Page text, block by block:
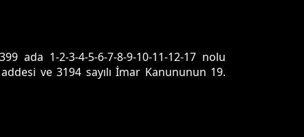
ada 1-2-3-4-5-6-7-8-9-10-11-12-17 nolu
ve 3194 sayılı İmar Kanununun 19.